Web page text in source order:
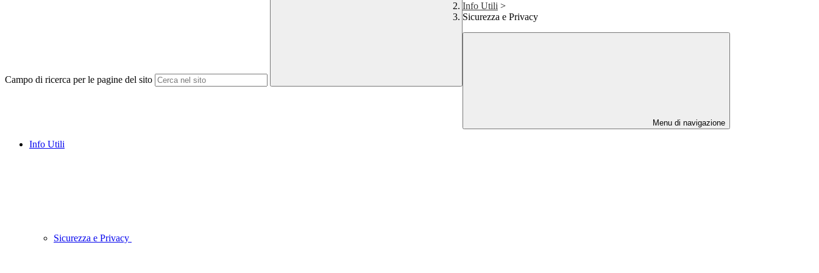
Campo di ricerca per le pagine del sito
Info Utili >
Sicurezza e Privacy
Menu di navigazione
Info Utili
Sicurezza e Privacy